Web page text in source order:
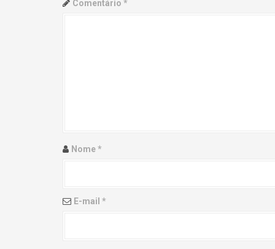
n
Comentário *
Nome*
E-mail *